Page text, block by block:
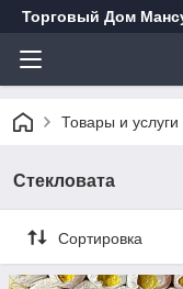
Торговый Дом
Товары и услуги
Стекловата
Сортировка